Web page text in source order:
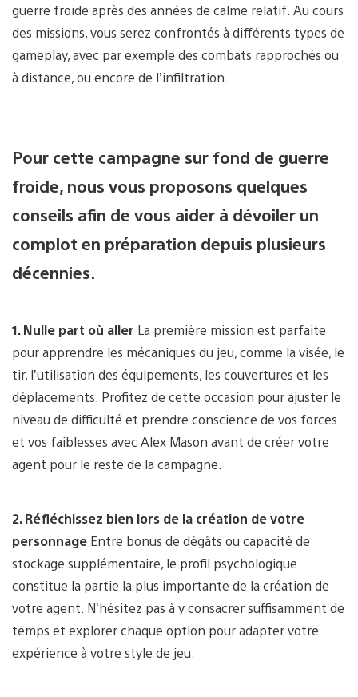
guerre froide après des années de calme relatif. Au cours
des missions, vous serez confrontés à différents types de
gameplay, avec par exemple des combats rapprochés ou
à distance, ou encore de l’infiltration.
Pour cette campagne sur fond de guerre
froide, nous vous proposons quelques
conseils afin de vous aider à dévoiler un
complot en préparation depuis plusieurs
décennies.
1. Nulle part où aller La première mission est parfaite
pour apprendre les mécaniques du jeu, comme la visée, le
tir, l’utilisation des équipements, les couvertures et les
déplacements. Profitez de cette occasion pour ajuster le
niveau de difficulté et prendre conscience de vos forces
et vos faiblesses avec Alex Mason avant de créer votre
agent pour le reste de la campagne.
2. Réfléchissez bien lors de la création de votre
personnage Entre bonus de dégâts ou capacité de
stockage supplémentaire, le profil psychologique
constitue la partie la plus importante de la création de
votre agent. N’hésitez pas à y consacrer suffisamment de
temps et explorer chaque option pour adapter votre
expérience à votre style de jeu.